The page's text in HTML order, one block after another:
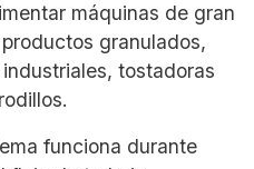
máquinas de gran
granulados,
tostadoras
funciona durante